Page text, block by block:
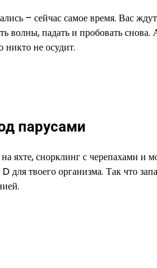
– сейчас самое время. Вас
волны, падать и пробовать
никто не осудит.
парусами
снорклинг с черепахами и
твоего организма. Так что